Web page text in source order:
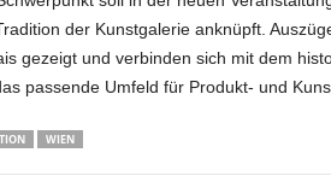
der Kunstgalerie anknüpft.
gezeigt und verbinden sich mit dem
passende Umfeld für Produkt- und
WIEN